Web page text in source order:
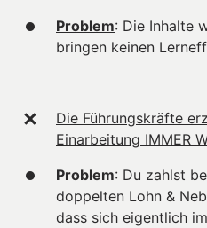
Problem: Die Inhalte
bringen keinen
Die Führungskräfte
Einarbeitung IMMER
Problem: Du zahlst
doppelten Lohn &
dass sich eigentlich